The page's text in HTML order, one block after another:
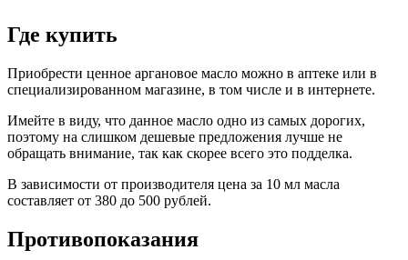
Где купить
Приобрести ценное аргановое масло можно в аптеке или в
специализированном магазине, в том числе и в интернете.
Имейте в виду, что данное масло одно из самых дорогих,
поэтому на слишком дешевые предложения лучше не
обращать внимание, так как скорее всего это подделка.
В зависимости от производителя цена за 10 мл масла
составляет от 380 до 500 рублей.
Противопоказания